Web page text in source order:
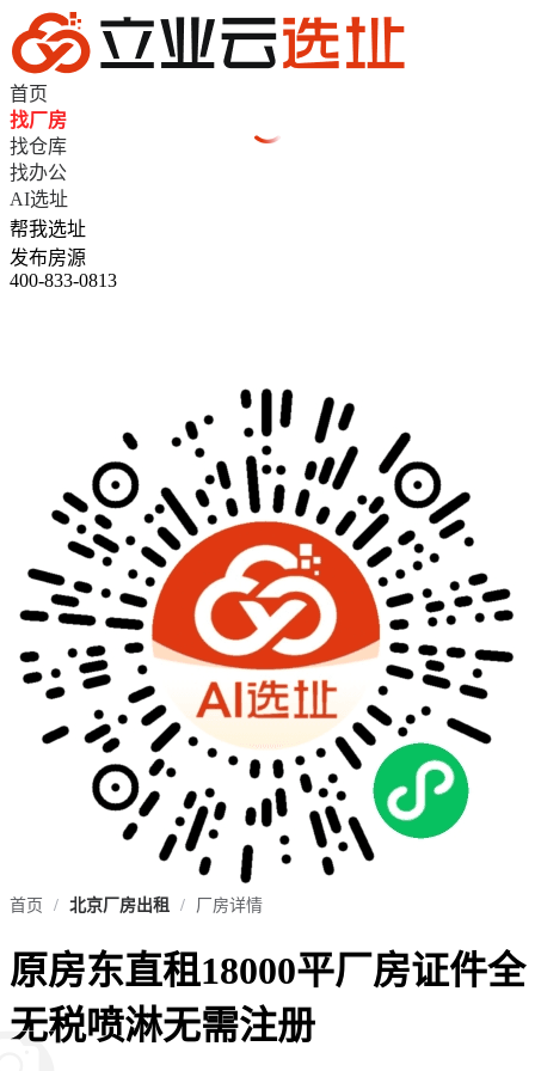
首页
找厂房
找仓库
找办公
AI选址
帮我选址
发布房源
400-833-0813
首页 / 北京厂房出租 / 厂房详情
原房东直租18000平厂房证件全
无税喷淋无需注册